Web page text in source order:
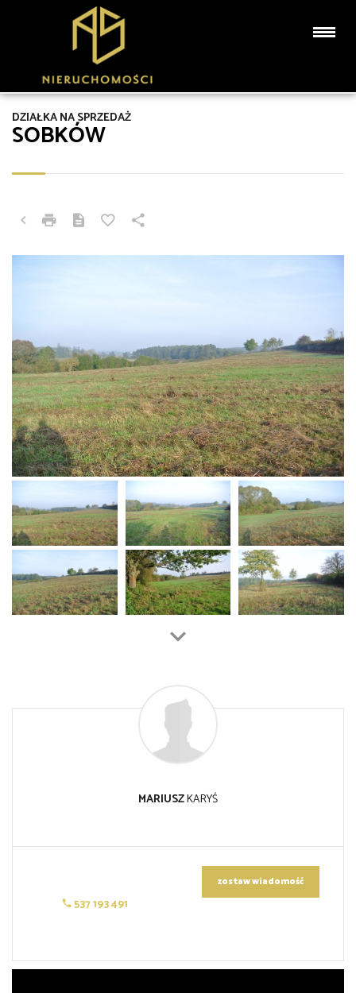
SOBKÓW
DZIAŁKA NA SPRZEDAŻ
MARIUSZKARYŚ
537 193 491
zostaw wiadomość